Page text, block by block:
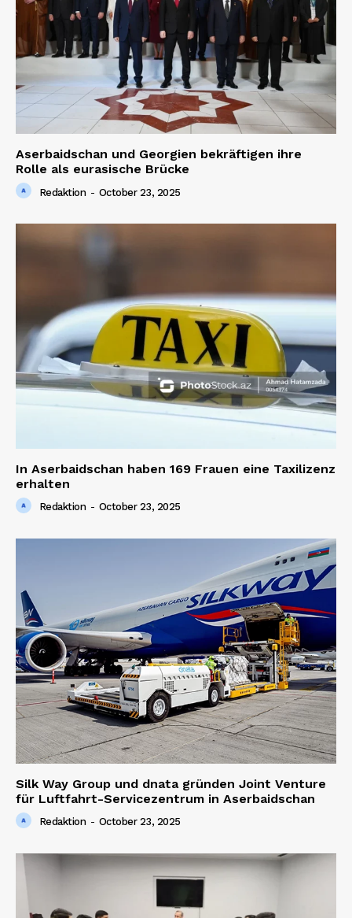
Aserbaidschan und Georgien bekräftigen ihre
Rolle als eurasische Brücke
Redaktion - October 23, 2025
In Aserbaidschan haben 169 Frauen eine Taxilizenz
erhalten
Redaktion - October 23, 2025
Silk Way Group und dnata gründen Joint Venture
für Luftfahrt-Servicezentrum in Aserbaidschan
Redaktion - October 23, 2025